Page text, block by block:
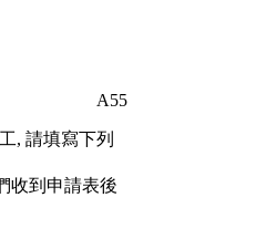
A55
, 請填寫下列
收到申請表後